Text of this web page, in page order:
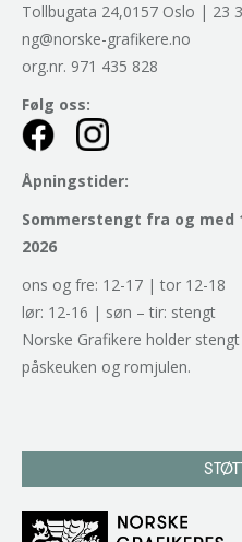
Tollbugata 24,0157 Oslo | 23
ng@norske-grafikere.no
org.nr. 971 435 828
Følg oss:
Åpningstider:
Sommerstengt fra og med
2026
ons og fre: 12-17 | tor 12-18
lør: 12-16 | søn – tir: stengt
Norske Grafikere holder
påskeuken og romjulen.